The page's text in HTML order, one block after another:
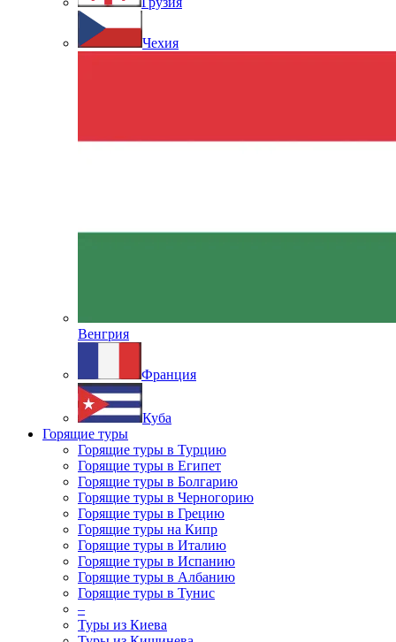
Чехия
Венгрия
Франция
Куба
Горящие туры
Горящие туры в Турцию
Горящие туры в Египет
Горящие туры в Болгарию
Горящие туры в Черногорию
Горящие туры в Грецию
Горящие туры на Кипр
Горящие туры в Италию
Горящие туры в Испанию
Горящие туры в Албанию
Горящие туры в Тунис
–
Туры из Киева